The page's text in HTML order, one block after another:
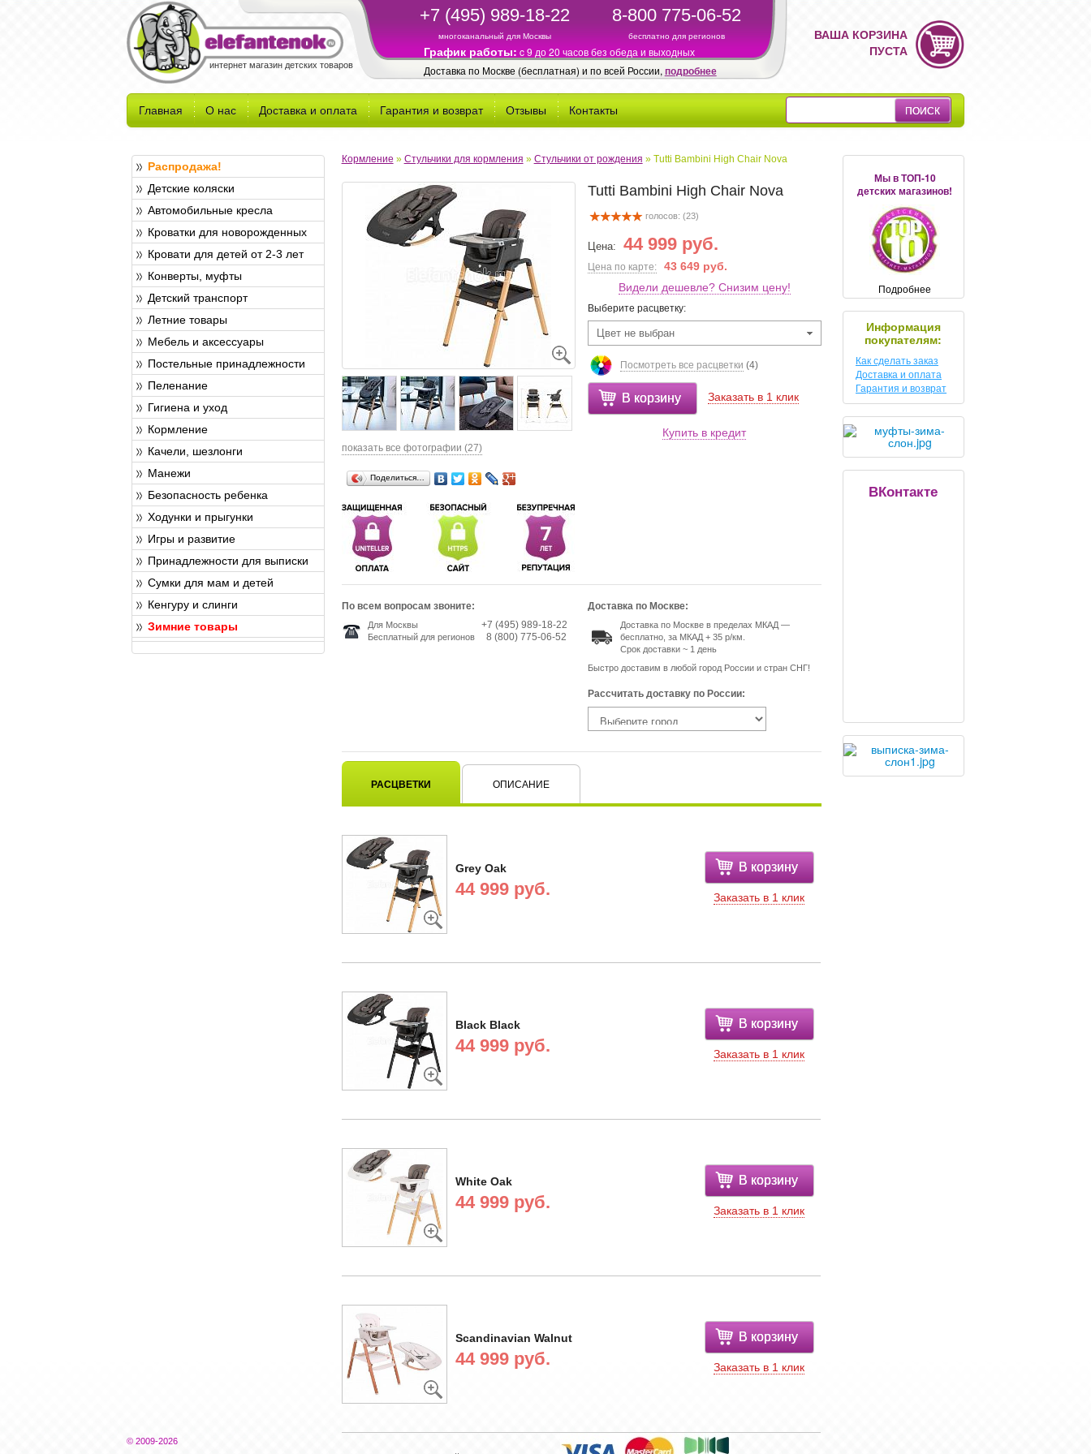
интернет магазин детских товаров
+7 (495) 989-18-22
многоканальный для Москвы
8-800 775-06-52
бесплатно для регионов
График работы: c 9 до 20 часов без обеда и выходных
Доставка по Москве (бесплатная) и по всей России, подробнее
ВАША КОРЗИНА
ПУСТА
Главная О нас Доставка и оплата Гарантия и возврат Отзывы Контакты
Распродажа!
Детские коляски
Автомобильные кресла
Кроватки для новорожденных
Кровати для детей от 2-3 лет
Конверты, муфты
Детский транспорт
Летние товары
Мебель и аксессуары
Постельные принадлежности
Пеленание
Гигиена и уход
Кормление
Качели, шезлонги
Манежи
Безопасность ребенка
Ходунки и прыгунки
Игры и развитие
Принадлежности для выписки
Сумки для мам и детей
Кенгуру и слинги
Зимние товары
Кормление » Стульчики для кормления » Стульчики от рождения » Tutti Bambini High Chair Nova
показать все фотографии (27)
Поделиться…
Tutti Bambini High Chair Nova
голосов: (23)
Цена: 44 999 руб.
Цена по карте:
43 649 руб.
Видели дешевле? Снизим цену!
Выберите расцветку:
Цвет не выбран
Посмотреть все расцветки (4)
В корзину Заказать в 1 клик
Купить в кредит
По всем вопросам звоните:
Для Москвы
Бесплатный для регионов
+7 (495) 989-18-22
8 (800) 775-06-52
Доставка по Москве:
Доставка по Москве в пределах МКАД —
бесплатно, за МКАД + 35 р/км.
Срок доставки ~ 1 день
Быстро доставим в любой город России и стран СНГ!
Рассчитать доставку по России:
РАСЦВЕТКИ ОПИСАНИЕ
Grey Oak
44 999 руб.
В корзину
Заказать в 1 клик
Black Black
44 999 руб.
В корзину
Заказать в 1 клик
White Oak
44 999 руб.
В корзину
Заказать в 1 клик
Scandinavian Walnut
44 999 руб.
В корзину
Заказать в 1 клик
Мы в ТОП-10
детских магазинов!
Подробнее
Информация
покупателям:
Как сделать заказ
Доставка и оплата
Гарантия и возврат
ВКонтакте
© 2009-2026